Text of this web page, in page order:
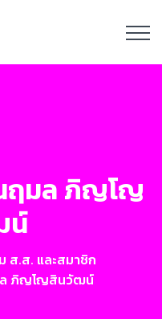
ฤมล ภิญโญ
น์
ส.ส. และสมาชิก
ล ภิญโญสินวัฒน์